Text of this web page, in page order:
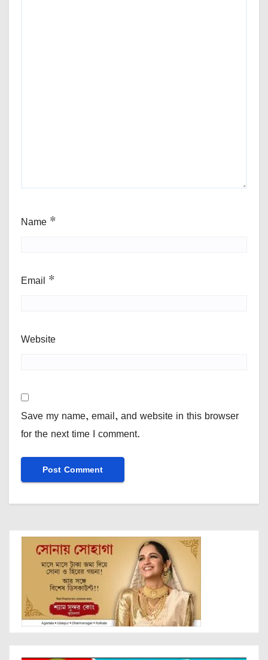
Name *
Email *
Website
Save my name, email, and website in this browser
for the next time I comment.